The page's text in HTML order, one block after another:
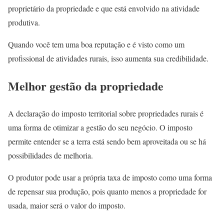
proprietário da propriedade e que está envolvido na atividade
produtiva.
Quando você tem uma boa reputação e é visto como um
profissional de atividades rurais, isso aumenta sua credibilidade.
Melhor gestão da propriedade
A declaração do imposto territorial sobre propriedades rurais é
uma forma de otimizar a gestão do seu negócio. O imposto
permite entender se a terra está sendo bem aproveitada ou se há
possibilidades de melhoria.
O produtor pode usar a própria taxa de imposto como uma forma
de repensar sua produção, pois quanto menos a propriedade for
usada, maior será o valor do imposto.